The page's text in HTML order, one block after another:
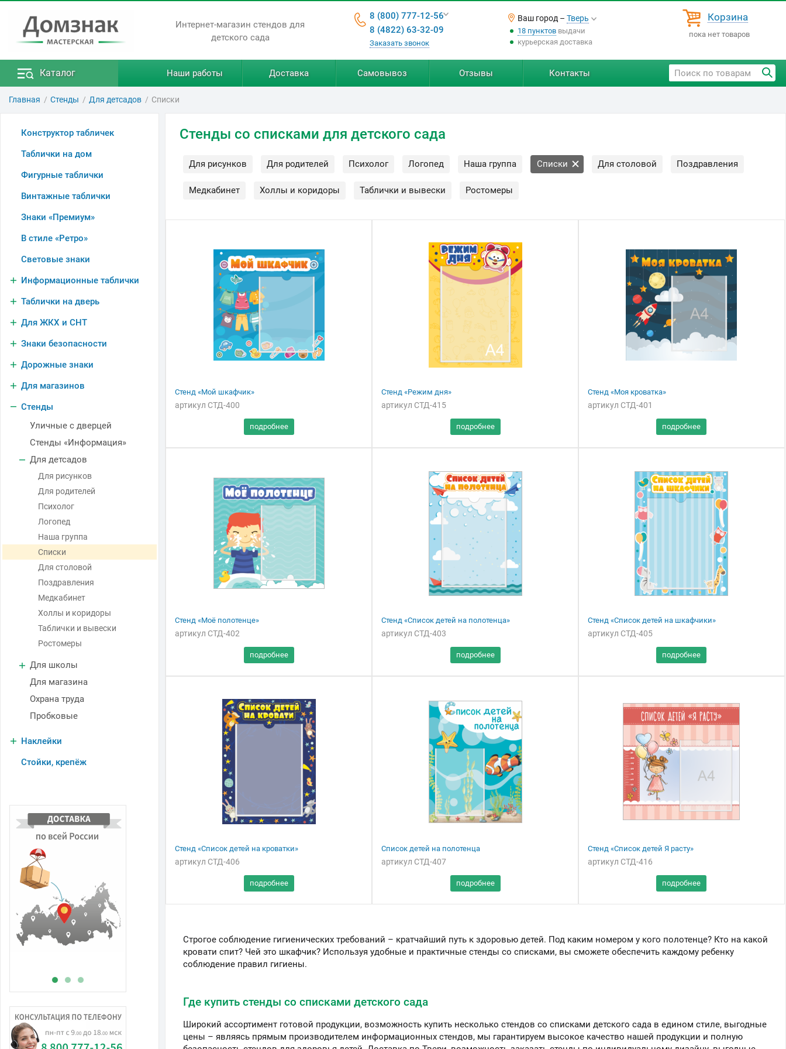
Интернет-магазин стендов для
детского сада
8 (800) 777-12-56
8 (4822) 63-32-09
Заказать звонок
Ваш город – Тверь
18 пунктоввыдачи
курьерская доставка
Корзина
пока нет товаров
Каталог Наши работы Доставка Самовывоз Отзывы Контакты
Главная Стенды Для детсадов Списки
Конструктор табличек
Таблички на дом
Фигурные таблички
Винтажные таблички
Знаки «Премиум»
В стиле «Ретро»
Световые знаки
Информационные таблички
Таблички на дверь
Для ЖКХ и СНТ
Знаки безопасности
Дорожные знаки
Для магазинов
Стенды
Уличные с дверцей
Стенды «Информация»
Для детсадов
Для рисунков
Для родителей
Психолог
Логопед
Наша группа
Списки
Для столовой
Поздравления
Медкабинет
Холлы и коридоры
Таблички и вывески
Ростомеры
Для школы
Для магазина
Охрана труда
Пробковые
Наклейки
Стойки, крепёж
Вы можете приобрести
Вы можете приобрести
Стенды со списками для детского сада
Для рисунков Для родителей Психолог Логопед Наша группа Списки Для столовой Поздравления
Медкабинет Холлы и коридоры Таблички и вывески Ростомеры
Стенд «Мой шкафчик»
артикул СТД-400
Стенд «Режим дня»
артикул СТД-415
Стенд «Моя кроватка»
артикул СТД-401
Стенд «Моё полотенце»
артикул СТД-402
Стенд «Список детей на полотенца»
артикул СТД-403
Стенд «Список детей на шкафчики»
артикул СТД-405
Стенд «Список детей на кроватки»
артикул СТД-406
Список детей на полотенца
артикул СТД-407
Стенд «Список детей Я расту»
артикул СТД-416
Строгое соблюдение гигиенических требований – кратчайший путь к здоровью детей. Под каким номером у кого полотенце? Кто на какой
кровати спит? Чей это шкафчик? Используя удобные и практичные стенды со списками, вы сможете обеспечить каждому ребенку
соблюдение правил гигиены.
Где купить стенды со списками детского сада
Широкий ассортимент готовой продукции, возможность купить несколько стендов со списками детского сада в едином стиле, выгодные
цены – являясь прямым производителем информационных стендов, мы гарантируем высокое качество нашей продукции и полную